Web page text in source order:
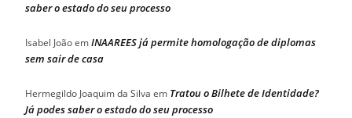
saber o estado do seu processo
Isabel JoãoemINAAREES já permite homologação de diplomas
sem sair de casa
Hermegildo Joaquim da Silva em Tratou o Bilhete de Identidade?
Já podes saber o estado do seu processo